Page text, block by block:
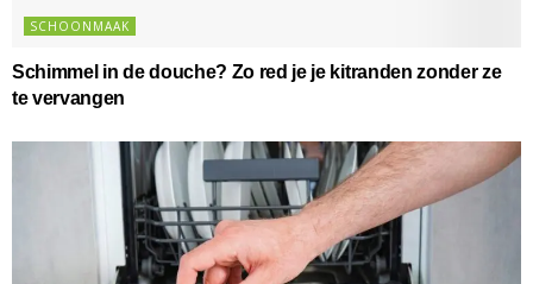
SCHOONMAAK
Schimmel in de douche? Zo red je je kitranden zonder ze
te vervangen